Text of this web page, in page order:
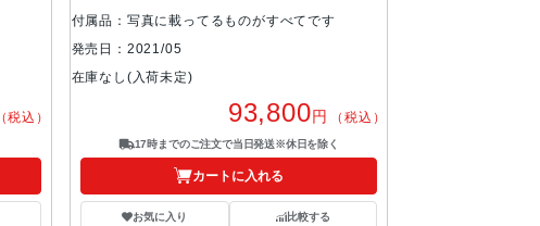
（税込）
付属品：写真に載ってるものがすべてです
発売日：2021/05
在庫なし(入荷未定)
93,800円 （税込）
17時までのご注文で当日発送※休日を除く
カートに入れる
お気に入り 比較する